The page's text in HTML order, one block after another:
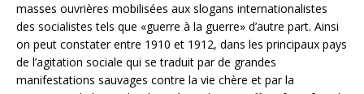
masses ouvrières mobilisées aux slogans internationalistes
des socialistes tels que «guerre à la guerre» d’autre part. Ainsi
on peut constater entre 1910 et 1912, dans les principaux pays
de l’agitation sociale qui se traduit par de grandes
manifestations sauvages contre la vie chère et par la